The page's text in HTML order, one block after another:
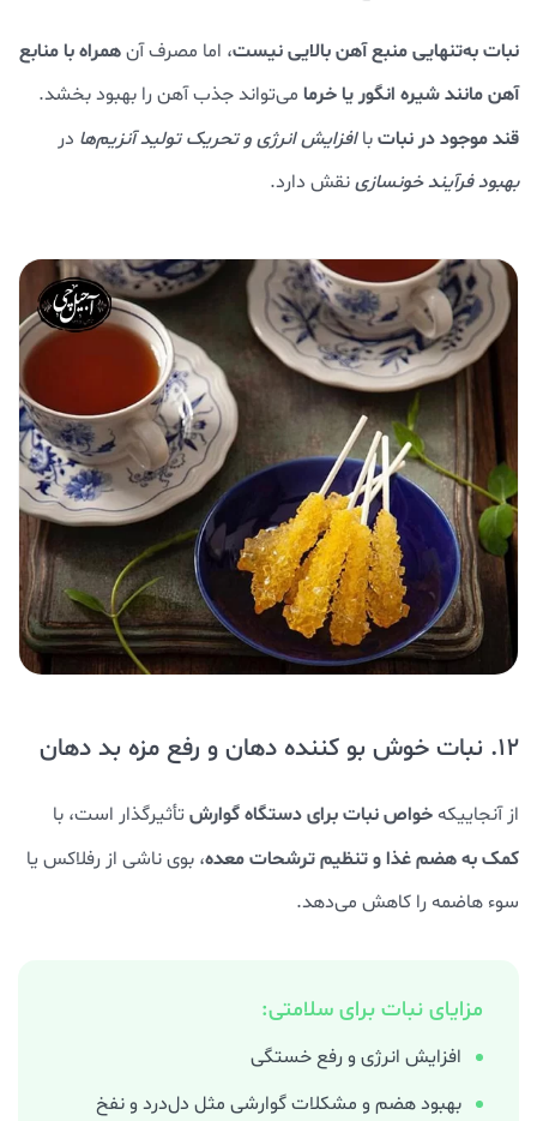
نبات به‌تنهایی منبع آهن بالایی نیست، اما مصرف آنهمراه با منابع
آهن مانند شیره انگور یا خرما می‌تواند جذب آهن را بهبود بخشد.
قند موجود در نباتباافزایش انرژی و تحریک تولید آنزیم‌ها در
بهبود فرآیند خونسازینقش دارد.
12. نبات خوش بو کننده دهان و رفع مزه بد دهان
از آنجاییکهخواص نبات برای دستگاه گوارش تأثیرگذار است، با
کمک به هضم غذا و تنظیم ترشحات معده، بوی ناشی از رفلاکس یا
سوء هاضمه را کاهش می‌دهد.
مزایای نبات برای سلامتی:
افزایش انرژی و رفع خستگی
بهبود هضم و مشکلات گوارشی مثل دل‌درد و نفخ